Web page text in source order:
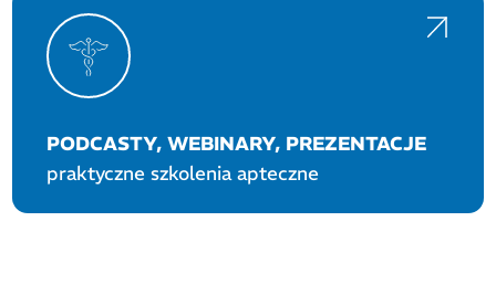
PODCASTY, WEBINARY, PREZENTACJE
praktyczne szkolenia apteczne